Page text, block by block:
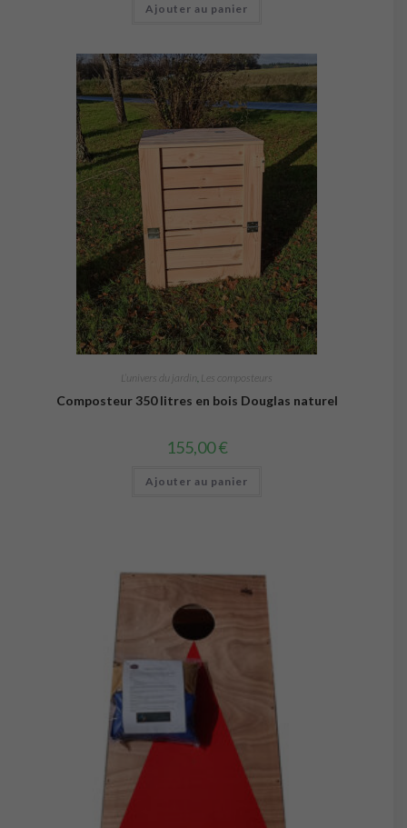
Ajouter au panier
L’univers du jardin, Les composteurs
Composteur 350 litres en bois Douglas naturel
155,00€
Ajouter au panier